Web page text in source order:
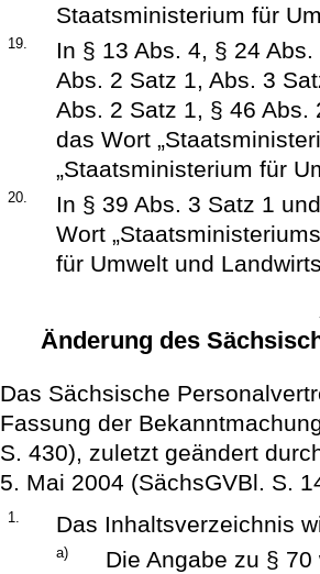
Staatsministerium für
19.
In § 13 Abs. 4, § 24
Abs. 2 Satz 1, Abs. 3
Abs. 2 Satz 1, § 46
das Wort
„Staatsministerium für
20.
In § 39 Abs. 3 Satz 1
Wort
für Umwelt und
Änderung des
Das Sächsische
Fassung der
S. 430), zuletzt geändert
5. Mai 2004 (SächsGVBl. S.
1. Das Inhaltsverzeichnis
a)
Die Angabe zu §